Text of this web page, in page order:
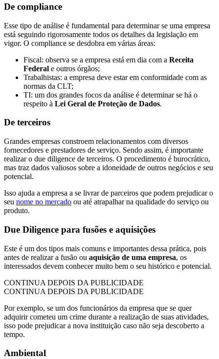
De compliance
Esse tipo de análise é fundamental para determinar se uma empresa
está seguindo rigorosamente todos os detalhes da legislação em
vigor. O compliance se desdobra em várias áreas:
Fiscal: observa se a empresa está em dia com a Receita
Federal e outros órgãos;
Trabalhistas: a empresa deve estar em conformidade com as
normas da CLT;
TI: um dos grandes focos da análise é determinar se há o
respeito à Lei Geral de Proteção de Dados.
De terceiros
Grandes empresas constroem relacionamentos com diversos
fornecedores e prestadores de serviço. Sendo assim, é importante
realizar o due diligence de terceiros. O procedimento é burocrático,
mas traz dados valiosos sobre a idoneidade de outros negócios e seu
potencial.
Isso ajuda a empresa a se livrar de parceiros que podem prejudicar o
seu nome no mercado ou até atrapalhar na qualidade do serviço ou
produto.
Due Diligence para fusões e aquisições
Este é um dos tipos mais comuns e importantes dessa prática, pois
antes de realizar a fusão ou aquisição de uma empresa, os
interessados devem conhecer muito bem o seu histórico e potencial.
CONTINUA DEPOIS DA PUBLICIDADE
CONTINUA DEPOIS DA PUBLICIDADE
Por exemplo, se um dos funcionários da empresa que se quer
adquirir cometeu um crime durante a realização de suas atividades,
isso pode prejudicar a nova instituição caso não seja descoberto a
tempo.
Ambiental